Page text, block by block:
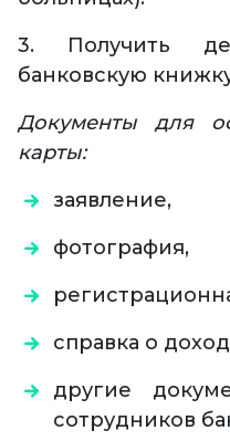
3. Получить
банковскую
Документы для
карты:
заявление,
фотография,
справка о
другие
сотрудников